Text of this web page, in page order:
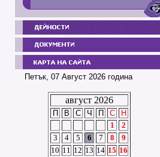
Петък, 07 Август 2026 година
август 2026
П В С Ч П С
Н
1
2
3
4 5 6 7 8
9
10 11 12 13 14 15 16